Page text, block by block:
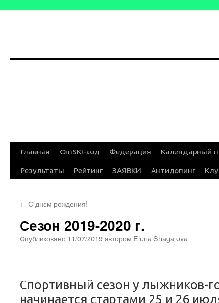
Перейти
Главная OmSKI-код Федерация Календарный
Результаты Рейтинг ЗАЯВКИ Антидопинг
← С днем рождения!
Сезон 2019-2020 г.
Опубликовано 11/07/2019автором Elena Shagarova
Спортивный сезон у лыжников-
начинается стартами 25 и 26